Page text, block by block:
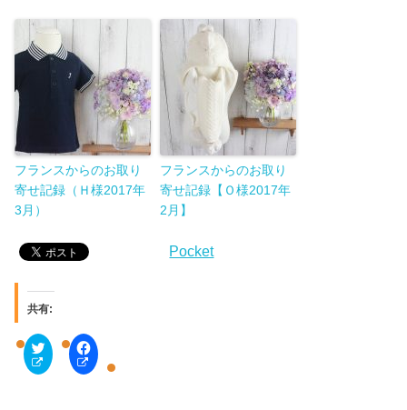
フランスからのお取り
寄せ記録（Ｈ様2017年
3月）
フランスからのお取り
寄せ記録【Ｏ様2017年
2月】
Pocket
共有:
ク
リ
ッ
F
a
c